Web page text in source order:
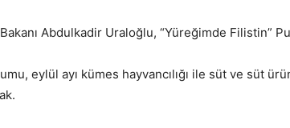
Abdulkadir Uraloğlu, “Yüreğimde Filistin”
eylül ayı kümes hayvancılığı ile süt ve süt